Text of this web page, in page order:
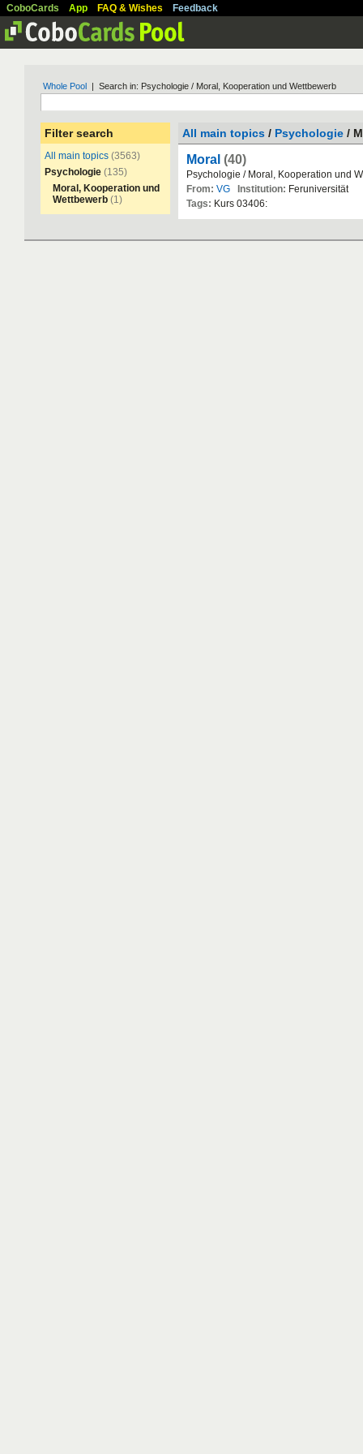
CoboCards App FAQ & Wishes Feedback
Whole Pool | Search in: Psychologie / Moral, Kooperation und Wettbewerb
Filter search
All main topics (3563)
Psychologie (135)
Moral, Kooperation und
Wettbewerb (1)
All main topics / Psychologie /
Moral (40)
Psychologie / Moral , Kooperation und
From: VG Institution: Feruniversität
Tags: Kurs 03406: